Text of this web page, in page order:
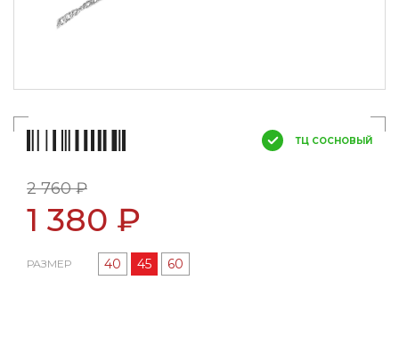
ТЦ СОСНОВЫЙ
2 760 ₽
1 380 ₽
РАЗМЕР 40 45 60